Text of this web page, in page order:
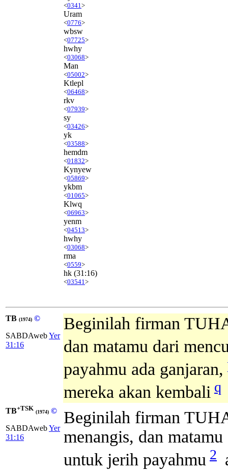
<0341 >
Uram
<0776>
wbsw
<07725>
hwhy
<03068>
Man
<05002>
Ktlepl
<06468>
rkv
<07939>
sy
<03426>
yk
<03588>
hemdm
<01832>
Kynyew
<05869>
ykbm
<01065>
Klwq
<06963>
yenm
<04513>
hwhy
<03068>
rma
<0559>
hk (31:16)
<03541 >
TB (1974) ©
SABDAwebYer
31:16
Beginilah firman
dan matamu dari
payahmu ada ganjaran,
mereka akan kembali q
TB+TSK (1974) ©
SABDAwebYer
31:16
Beginilah firman
menangis, dan
untuk jerih payahmu 2